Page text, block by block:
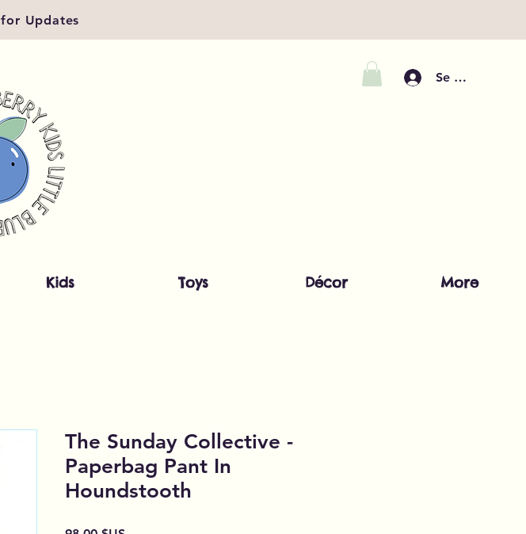
for Updates
Se connecter
Kids Toys Décor More
The Sunday Collective -
Paperbag Pant In
Houndstooth